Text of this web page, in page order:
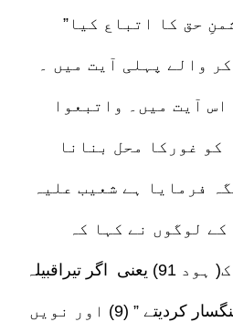
حق کا اتباع کیا”
والے پہلی آیت میں ۔
آیت میں۔ واتبعوا
کو غورکا محل بنانا
جگہ فرمایا ہے شعیب علیہ
کے لوگوں نے کہا کہ
“ولولا رہطک لرجمناک( ہود 91) یعنی اگر تیراقبیلہ
نہ ہوتا توہم تمہیں سنگسار کردیتے ” (9) اور نویں